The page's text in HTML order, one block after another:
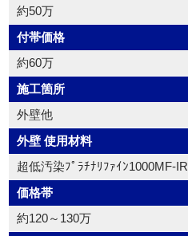
約50万
付帯価格
約60万
施工箇所
外壁他
外壁 使用材料
超低汚染ﾌﾟﾗﾁﾅﾘﾌｧｲﾝ1000MF-IR
価格帯
約120～130万